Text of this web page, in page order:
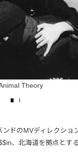
Theory
ドのMVディレクショ
、北海道を拠点とす